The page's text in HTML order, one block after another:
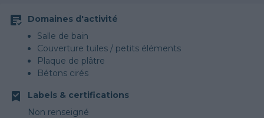
Domaines d'activité
Salle de bain
Couverture tuiles / petits éléments
Plaque de plâtre
Bétons cirés
Labels & certifications
Non renseigné